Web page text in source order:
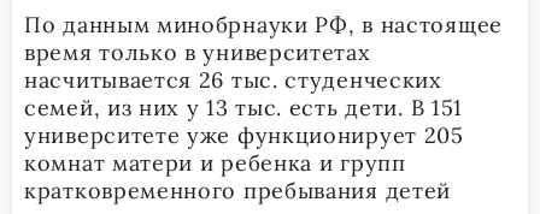
По данным минобрнауки РФ, в настоящее
время только в университетах
насчитывается 26 тыс. студенческих
семей, из них у 13 тыс. есть дети. В 151
университете уже функционирует 205
комнат матери и ребенка и групп
кратковременного пребывания детей